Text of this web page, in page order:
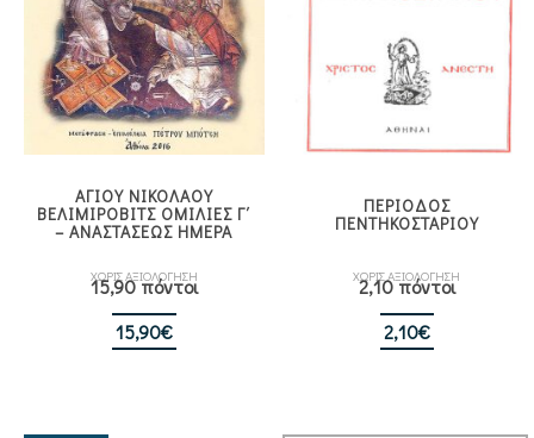
ΑΓΙΟΥ ΝΙΚΟΛΑΟΥ
ΒΕΛΙΜΙΡΟΒΙΤΣ ΟΜΙΛΙΕΣ Γ΄
– ΑΝΑΣΤΑΣΕΩΣ ΗΜΕΡΑ
ΧΩΡΙΣ ΑΞΙΟΛΟΓΗΣΗ
15,90 πόντοι
15,90€
ΠΕΡΙΟΔΟΣ
ΠΕΝΤΗΚΟΣΤΑΡΙΟΥ
ΧΩΡΙΣ ΑΞΙΟΛΟΓΗΣΗ
2,10 πόντοι
2,10€